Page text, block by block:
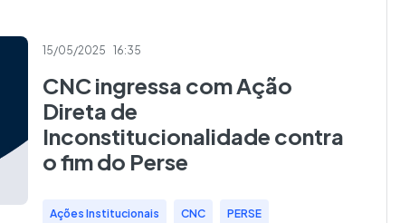
15/05/2025 16:35
CNC ingressa com Ação
Direta de
Inconstitucionalidade contra
o fim do Perse
Ações Institucionais CNC PERSE